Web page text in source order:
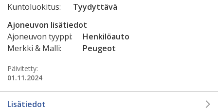
Kuntoluokitus:
Tyydyttävä
Ajoneuvon lisätiedot
Ajoneuvon tyyppi:
Henkilöauto
Merkki & Malli:
Peugeot
Päivitetty:
01.11.2024
Lisätiedot